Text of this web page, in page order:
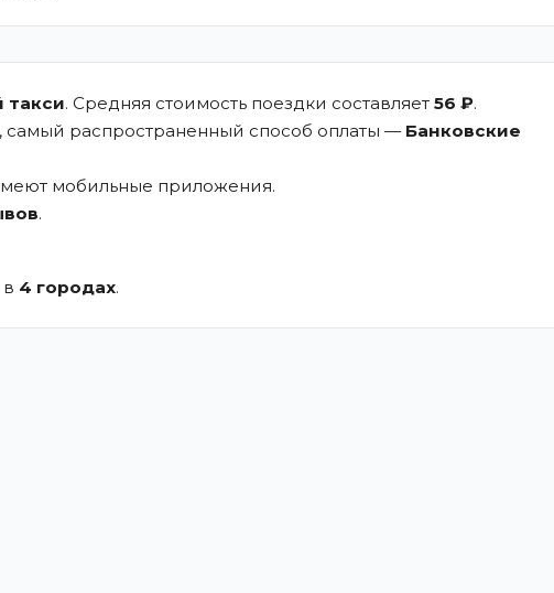
такси. Средняя стоимость поездки составляет 56 ₽.
, самый распространенный способ оплаты — Банковские
мобильные приложения.
.
в 4 городах.